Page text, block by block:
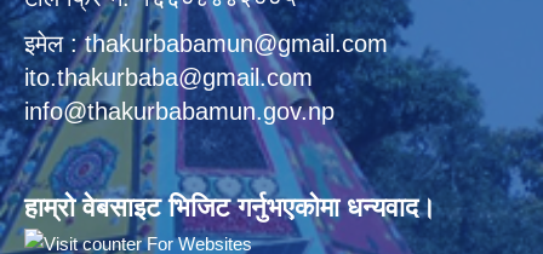
इमेल : thakurbabamun@gmail.com
ito.thakurbaba@gmail.com
info@thakurbabamun.gov.np
हाम्रो वेबसाइट भिजिट गर्नुभएकोमा धन्यवाद।